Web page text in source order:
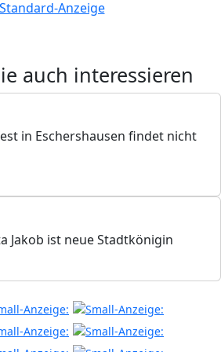
auch interessieren
in Eschershausen findet nicht
Jakob ist neue Stadtkönigin